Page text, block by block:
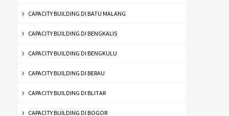
CAPACITY BUILDING DI BATU MALANG
CAPACITY BUILDING DI BENGKALIS
CAPACITY BUILDING DI BENGKULU
CAPACITY BUILDING DI BERAU
CAPACITY BUILDING DI BLITAR
CAPACITY BUILDING DI BOGOR